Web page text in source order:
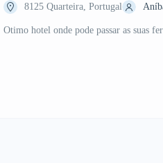
8125 Quarteira, Portugal
Otimo hotel onde pode passar as suas